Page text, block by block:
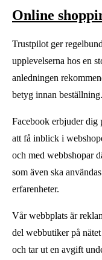
Online
Trustpilot ger
upplevelserna hos en
anledningen
betyg innan beställning.
Facebook erbjuder dig
att få inblick i
och med webbshopar
som även ska
erfarenheter.
Vår webbplats är
del webbutiker på
och tar ut en avgift